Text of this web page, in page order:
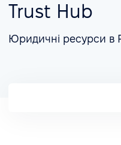
Trust Hub
Юридичні ресурси в